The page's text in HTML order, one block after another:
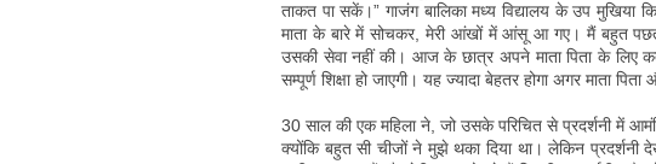
ताकत पा सकें।” गाजंग बालिका मध्य विद्यालय के उप मुखिया
माता के बारे में सोचकर, मेरी आंखों में आंसू आ गए। मैं बहुत
उसकी सेवा नहीं की। आज के छात्र अपने माता पिता के लिए
सम्पूर्ण शिक्षा हो जाएगी। यह ज्यादा बेहतर होगा अगर माता
30 साल की एक महिला ने, जो उसके परिचित से प्रदर्शनी में
क्योंकि बहुत सी चीजों ने मुझे थका दिया था। लेकिन